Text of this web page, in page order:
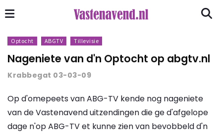
Optocht ABGTV Tillevisie
Nageniete van d'n Optocht op abgtv.nl
Krabbegat 03-03-09
Op d'omepeets van ABG-TV kende nog nageniete
van de Vastenavend uitzendingen die ge d'afgelope
dage n'op ABG-TV et kunne zien van bevobbeld d'n